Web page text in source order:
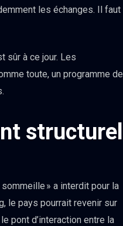
les échanges. Il faut
sûr à ce jour. Les
toute, un programme de
structurel
» a interdit pour la
le pays pourrait revenir sur
pont d’interaction entre la